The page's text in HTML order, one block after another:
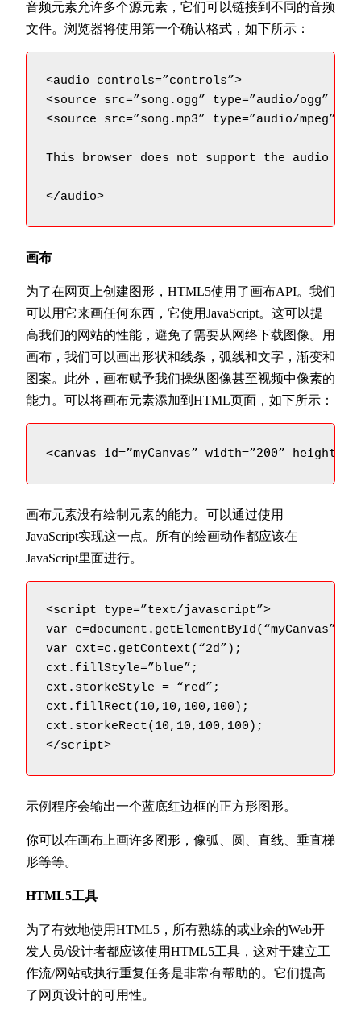
音频元素允许多个源元素，它们可以链接到不同的音频
文件。浏览器将使用第一个确认格式，如下所示：
<audio controls=”controls”>
<source src=”song.ogg” type=”audio/ogg” />
<source src=”song.mp3” type=”audio/mpeg” />
This browser does not support the audio
</audio>
画布
为了在网页上创建图形，HTML5使用了画布API。我们
可以用它来画任何东西，它使用JavaScript。这可以提
高我们的网站的性能，避免了需要从网络下载图像。用
画布，我们可以画出形状和线条，弧线和文字，渐变和
图案。此外，画布赋予我们操纵图像甚至视频中像素的
能力。可以将画布元素添加到HTML页面，如下所示：
<canvas id=”myCanvas” width=”200”
画布元素没有绘制元素的能力。可以通过使用
JavaScript实现这一点。所有的绘画动作都应该在
JavaScript里面进行。
<script type=”text/javascript”>
var c=document.getElementById(“myCanvas”);
var cxt=c.getContext(“2d”);
cxt.fillStyle=”blue”;
cxt.storkeStyle = “red”;
cxt.fillRect(10,10,100,100);
cxt.storkeRect(10,10,100,100);
</script>
示例程序会输出一个蓝底红边框的正方形图形。
你可以在画布上画许多图形，像弧、圆、直线、垂直梯
形等等。
HTML5工具
为了有效地使用HTML5，所有熟练的或业余的Web开
发人员/设计者都应该使用HTML5工具，这对于建立工
作流/网站或执行重复任务是非常有帮助的。它们提高
了网页设计的可用性。